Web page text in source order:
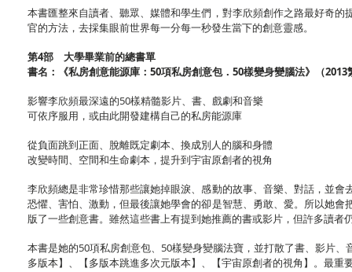
本書匯整來自讀者、聽眾、媒體和學生們，對李欣頻創作之路最好奇
官的方法，去採集眼前世界每一分每一秒發生當下的創意靈感。
第4部 大學畢業前的總書單
書名：《私房創意能源庫：50項私房創意包．50樣變身變腦法》（2013
影響李欣頻最深遠的50樣精髓影片、書、戲劇和音樂
可依序服用，或由此開發建構自己的私房能源庫
從負面跳到正面、脫離既定劇本、換成別人的腦和身體
改變時間、空間和生命劇本，提升到宇宙原創者的視角
李欣頻總是非常珍惜那些讓她掉眼淚、感動的故事、音樂、對話，並
恐懼、害怕、激動，但最後讓她學會的卻是智慧、勇敢、愛。所以她
版了一些創意書。雖然這些書上有提到她推薦的書或影片，但許多讀
本書是她的50項私房創意包、50樣變身變腦法寶，並打散了書、影片
多版本】、【多版本跳進多次元版本】、【宇宙原創者的視角】。最